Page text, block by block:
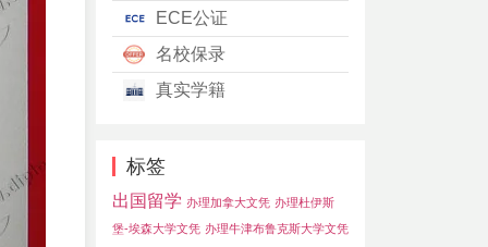
ECE公证
名校保录
真实学籍
标签
出国留学 办理加拿大文凭 办理杜伊斯
堡-埃森大学文凭 办理牛津布鲁克斯大学文凭